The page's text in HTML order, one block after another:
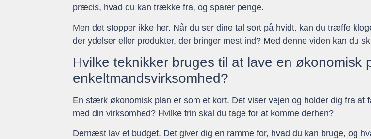
præcis, hvad du kan trække fra, og sparer penge.
Men det stopper ikke her. Når du ser dine tal sort på hvidt, kan du træffe
der ydelser eller produkter, der bringer mest ind? Med denne viden kan du
Hvilke teknikker bruges til at lave en økonomisk
enkeltmandsvirksomhed?
En stærk økonomisk plan er som et kort. Det viser vejen og holder dig fra
med din virksomhed? Hvilke trin skal du tage for at komme derhen?
Dernæst lav et budget. Det giver dig en ramme for, hvad du kan bruge, og